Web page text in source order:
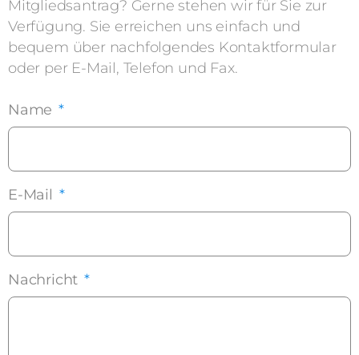
Mitgliedsantrag? Gerne stehen wir für Sie zur
Verfügung. Sie erreichen uns einfach und
bequem über nachfolgendes Kontaktformular
oder per E-Mail, Telefon und Fax.
Name *
E-Mail *
Nachricht *